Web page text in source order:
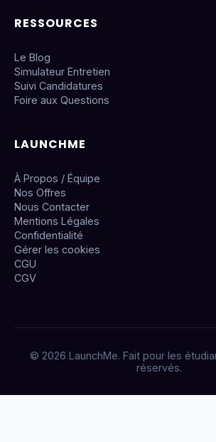
RESSOURCES
Le Blog
Simulateur Entretien
Suivi Candidatures
Foire aux Questions
LAUNCHME
À Propos / Équipe
Nos Offres
Nous Contacter
Mentions Légales
Confidentialité
Gérer les cookies
CGU
CGV
© 2026 LaunchMe. Fait pour les
réservés.